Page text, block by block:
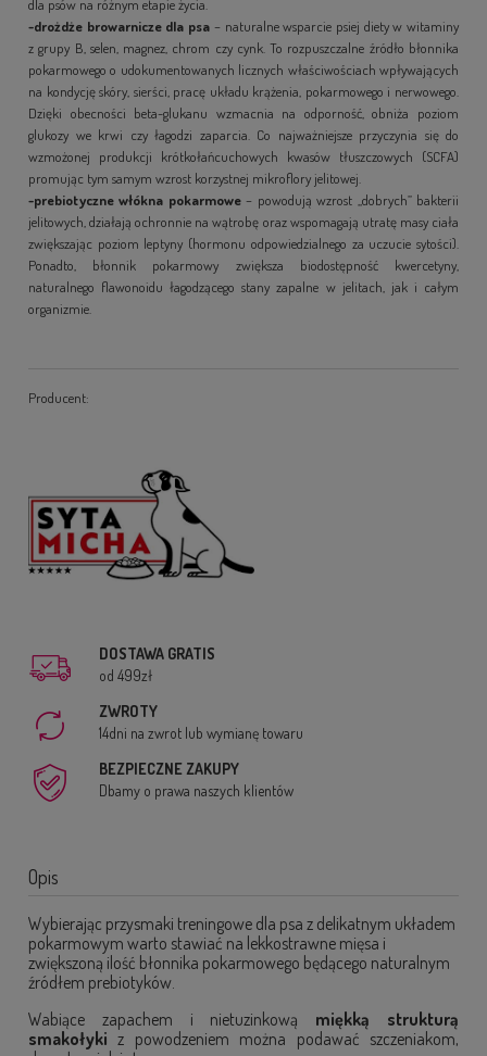
dla psów na różnym etapie życia.
-drożdże browarnicze dla psa – naturalne wsparcie psiej diety w witaminy
z grupy B, selen, magnez, chrom czy cynk. To rozpuszczalne źródło błonnika
pokarmowego o udokumentowanych licznych właściwościach wpływających
na kondycję skóry, sierści, pracę układu krążenia, pokarmowego i nerwowego.
Dzięki obecności beta-glukanu wzmacnia na odporność, obniża poziom
glukozy we krwi czy łagodzi zaparcia. Co najważniejsze przyczynia się do
wzmożonej produkcji krótkołańcuchowych kwasów tłuszczowych (SCFA)
promując tym samym wzrost korzystnej mikroflory jelitowej.
-prebiotyczne włókna pokarmowe– powodują wzrost „dobrych” bakterii
jelitowych, działają ochronnie na wątrobę oraz wspomagają utratę masy ciała
zwiększając poziom leptyny (hormonu odpowiedzialnego za uczucie sytości).
Ponadto, błonnik pokarmowy zwiększa biodostępność kwercetyny,
naturalnego flawonoidu łagodzącego stany zapalne w jelitach, jak i całym
organizmie.
Producent:
DOSTAWA GRATIS
od 499zł
ZWROTY
14dni na zwrot lub wymianę towaru
BEZPIECZNE ZAKUPY
Dbamy o prawa naszych klientów
Opis
Wybierając przysmaki treningowe dla psa z delikatnym układem
pokarmowym warto stawiać na lekkostrawne mięsa i
zwiększoną ilość błonnika pokarmowego będącego naturalnym
źródłem prebiotyków.
Wabiące zapachem i nietuzinkową miękką strukturą
smakołyki z powodzeniem można podawać szczeniakom,